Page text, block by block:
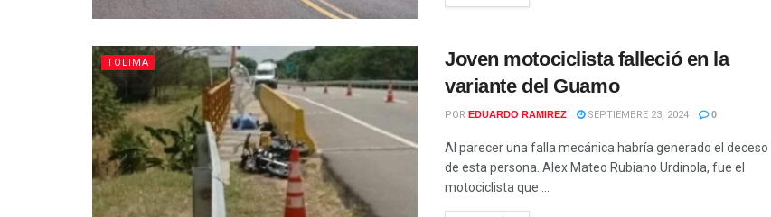
TOLIMA
Joven motociclista falleció en la
variante del Guamo
POR EDUARDO RAMIREZ SEPTIEMBRE 23, 2024 0
Al parecer una falla mecánica habría generado el deceso
de esta persona. Alex Mateo Rubiano Urdinola, fue el
motociclista que ...